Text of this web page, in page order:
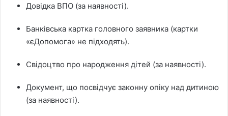
Довідка ВПО (за наявності).
Банківська картка головного заявника (картки
«єДопомога» не підходять).
Свідоцтво про народження дітей (за наявності).
Документ, що посвідчує законну опіку над дитиною
(за наявності).